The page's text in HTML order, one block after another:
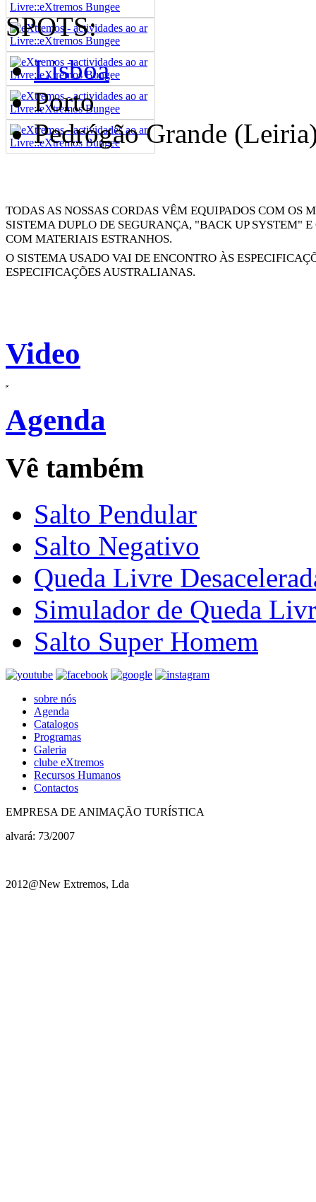
SPOTS:
Lisboa
Porto
Pedrógão Grande
TODAS AS NOSSAS CORDAS VÊM EQUIPADOS COM OS
SISTEMA DUPLO DE SEGURANÇA, "BACK UP SYSTEM"
COM MATERIAIS ESTRANHOS.
O SISTEMA USADO VAI DE ENCONTRO ÀS
ESPECIFICAÇÕES AUSTRALIANAS.
Video
Agenda
Vê também
Salto Pendular
Salto Negativo
Queda Livre
Simulador de Queda
Salto Super Homem
sobre nós
Agenda
Catalogos
Programas
Galeria
clube eXtremos
Recursos Humanos
Contactos
EMPRESA DE ANIMAÇÃO TURÍSTICA
alvará: 73/2007
2012@New Extremos, Lda